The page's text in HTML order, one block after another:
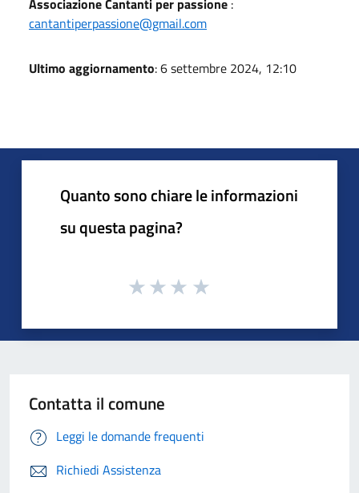
cantantiperpassione@gmail.com
Ultimo aggiornamento: 6 settembre 2024, 12:10
Quanto sono chiare le informazioni
su questa pagina?
Contatta il comune
Leggi le domande frequenti
Richiedi Assistenza